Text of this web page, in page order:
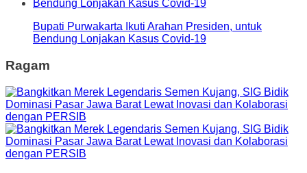
Bupati Purwakarta Ikuti Arahan Presiden, untuk
Bendung Lonjakan Kasus Covid-19
Ragam